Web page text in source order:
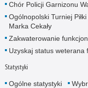
Chór Policji Garnizonu
Ogólnopolski Turniej
Marka Cekały
Zakwaterowanie
Uzyskaj status weterana
Statystyki
Ogólne statystyki